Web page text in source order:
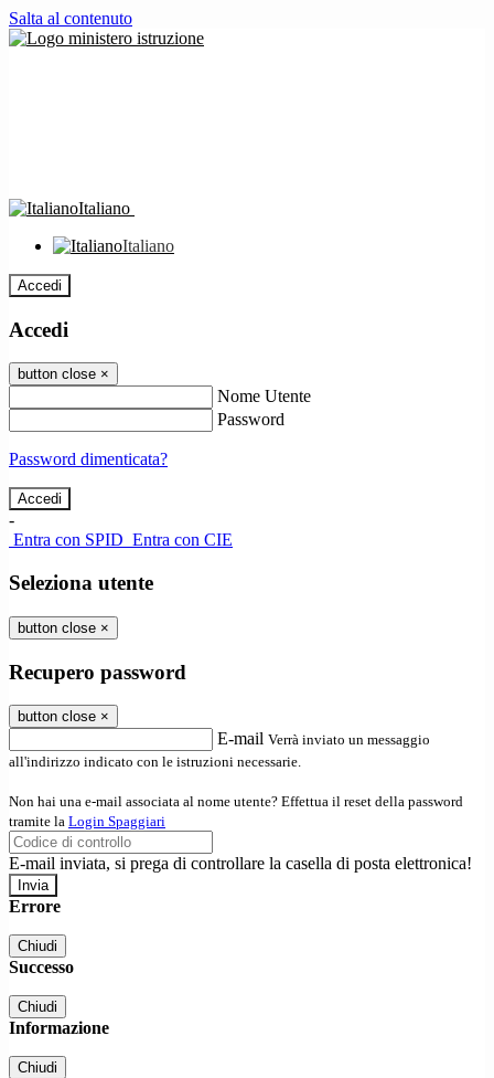
Salta al contenuto
Italiano
Italiano
Accedi
Accedi
button close ×
Nome Utente
Password
Password dimenticata?
-
Entra con SPID Entra con CIE
Seleziona utente
button close ×
Recupero password
button close ×
E-mail Verrà inviato un messaggio
all'indirizzo indicato con le istruzioni necessarie.
Non hai una e-mail associata al nome utente? Effettua il reset della password
tramite la Login Spaggiari
E-mail inviata, si prega di controllare la casella di posta elettronica!
Errore
Chiudi
Successo
Chiudi
Informazione
Chiudi